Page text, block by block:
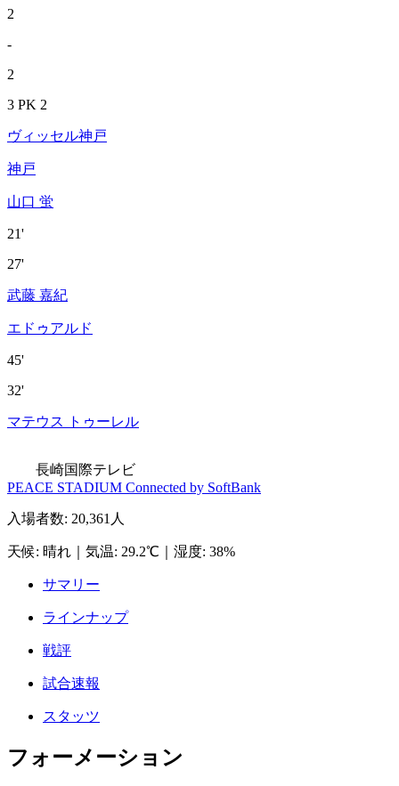
2
-
2
3 PK 2
ヴィッセル神戸
神戸
山口 蛍
21'
27'
武藤 嘉紀
エドゥアルド
45'
32'
マテウス トゥーレル
長崎国際テレビ
PEACE STADIUM Connected by SoftBank
入場者数: 20,361人
天候: 晴れ 気温: 29.2℃ 湿度: 38%
サマリー
ラインナップ
戦評
試合速報
スタッツ
フォーメーション